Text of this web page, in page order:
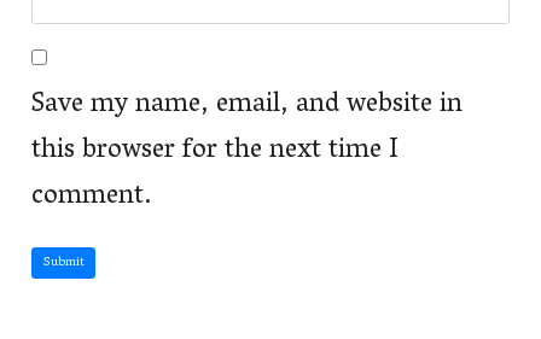
Save my name, email, and website in
this browser for the next time I
comment.
Submit